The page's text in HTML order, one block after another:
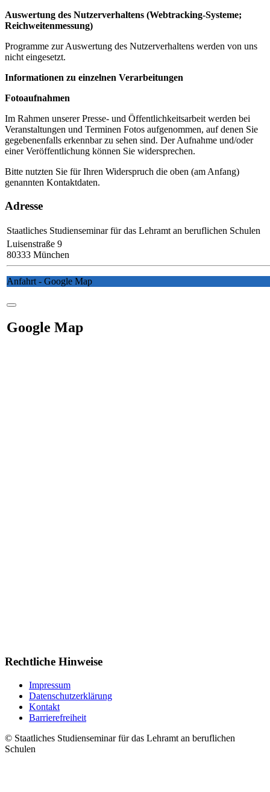
Auswertung des Nutzerverhaltens (Webtracking-Systeme;
Reichweitenmessung)
Programme zur Auswertung des Nutzerverhaltens werden von uns
nicht eingesetzt.
Informationen zu einzelnen Verarbeitungen
Fotoaufnahmen
Im Rahmen unserer Presse- und Öffentlichkeitsarbeit werden bei
Veranstaltungen und Terminen Fotos aufgenommen, auf denen Sie
gegebenenfalls erkennbar zu sehen sind. Der Aufnahme und/oder
einer Veröffentlichung können Sie widersprechen.
Bitte nutzten Sie für Ihren Widerspruch die oben (am Anfang)
genannten Kontaktdaten.
Adresse
Staatliches Studienseminar für das Lehramt an beruflichen Schulen
Luisenstraße 9
80333 München
Anfahrt - Google Map
Google Map
Rechtliche Hinweise
Impressum
Datenschutzerklärung
Kontakt
Barrierefreiheit
© Staatliches Studienseminar für das Lehramt an beruflichen
Schulen